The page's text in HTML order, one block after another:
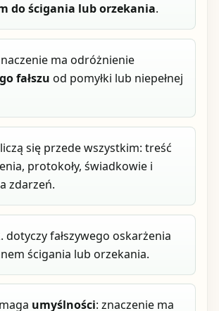
do ścigania lub orzekania.
ma odróżnienie
fałszu od pomyłki lub niepełnej
się przede wszystkim: treść
protokoły, świadkowie i
zdarzeń.
dotyczy fałszywego oskarżenia
ścigania lub orzekania.
umyślności: znaczenie ma